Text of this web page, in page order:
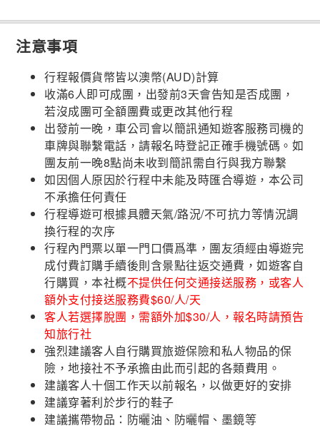
注意事項
行程報價貨幣皆以澳幣(AUD)計算
收滿6人即可成團，出發前3天會告知是否成團，
若沒成團可全額團費或更改其他行程
出發前一晚，車公司會以簡訊通知遊客服務司機的
車牌與聯繫電話，請報名時登記正確手機號碼。如
團友前一晚8點尚未收到簡訊需自行與我方聯繫
如因個人原因於行程中未能及時匯合導遊，本公司
不承擔任何責任
行程導遊可根據具體天氣/路況/不可抗力等情況調
換行程的次序
行程內門票以單一門口價爲準，團友須經由導遊完
成付費訂購手續後則含景點往返交通費，如遊客自
行購買，本社概不提供任何交通接送服務，或客人
額外支付接送服務費$60/人/天
客人若選擇脫團，需額外加$30/人，報名時請預告
知旅行社
強烈建議客人自行購買旅遊保險和私人物品的保
險，地接社不予承擔由此而引起的各類費用。
建議客人十個工作天以前報名，以做更好的安排
建議穿著利於步行的鞋子
建議攜帶物品：防曬油、防曬帽、墨鏡等